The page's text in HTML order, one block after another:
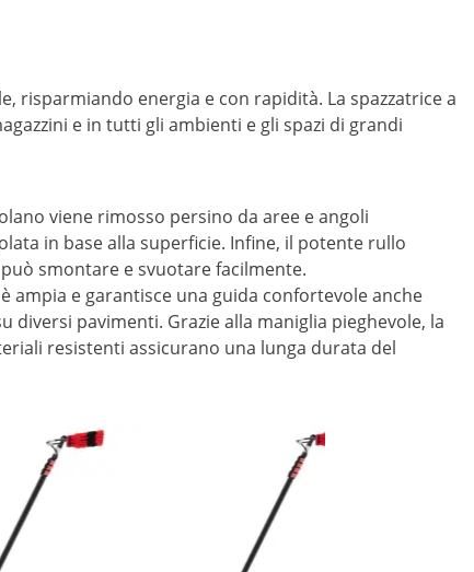
risparmiando energia e con rapidità. La spazzatrice a
e in tutti gli ambienti e gli spazi di grandi
viene rimosso persino da aree e angoli
in base alla superficie. Infine, il potente rullo
smontare e svuotare facilmente.
e garantisce una guida confortevole anche
pavimenti. Grazie alla maniglia pieghevole, la
resistenti assicurano una lunga durata del